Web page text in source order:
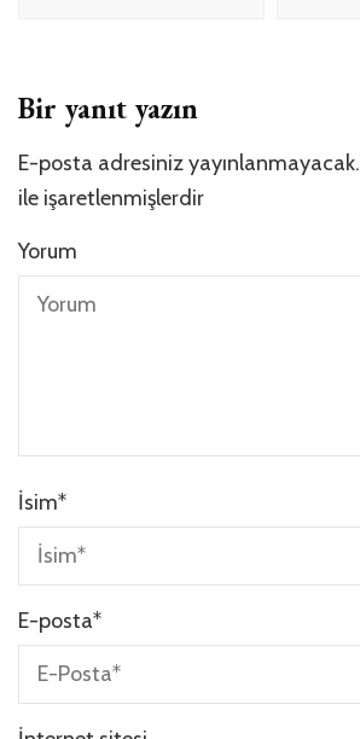
Bir yanıt yazın
E-posta adresiniz yayınlanmayacak.
ile işaretlenmişlerdir
Yorum
İsim*
E-posta*